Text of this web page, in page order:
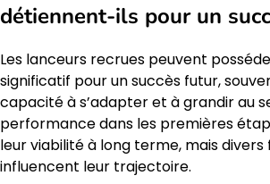
détiennent-ils pour un
Les lanceurs recrues peuvent
significatif pour un succès futur,
capacité à s’adapter et à grandir au
performance dans les premières
leur viabilité à long terme, mais
influencent leur trajectoire.